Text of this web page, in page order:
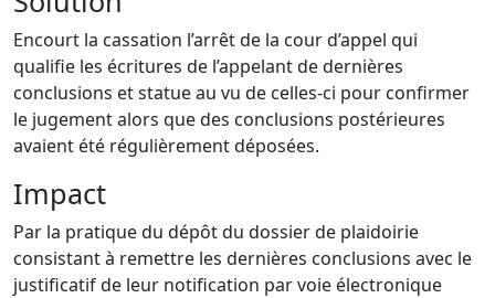
Encourt la cassation l’arrêt de la cour d’appel qui
qualifie les écritures de l’appelant de dernières
conclusions et statue au vu de celles-ci pour confirmer
le jugement alors que des conclusions postérieures
avaient été régulièrement déposées.
Impact
Par la pratique du dépôt du dossier de plaidoirie
consistant à remettre les dernières conclusions avec le
justificatif de leur notification par voie électronique